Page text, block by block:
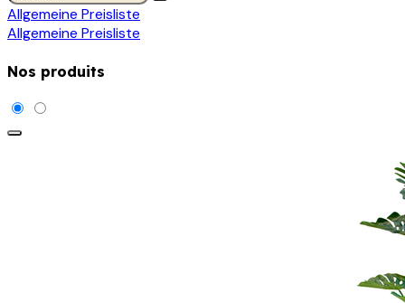
Allgemeine Preisliste
Allgemeine Preisliste
Nos produits